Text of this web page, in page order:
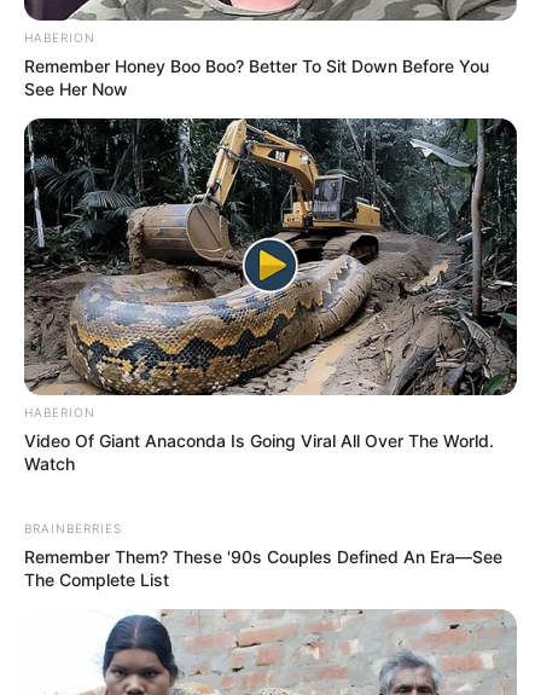
Bár az énekes lemaradt lánya esküvőjéről egy
fellépés miatt, azóta is jó kapcsolatban vannak. „A
lányom a legelső rajongóm és legőszintébb
kritikusom volt” – mesélte korábban Feró.
❤️ MÁSODIK HÁZASSÁGA MEGHOZTA
A NYUGALMAT
Feró második felesége,Molnár Ágnes, több mint
három évtizede társa az életben. Amikor
megismerkedtek, az énekes már nem akart új
házasságot, anyagilag is nehéz helyzetben volt, de
Ágnes mellett végül rátalált a stabilitásra.A
házasságból két fiú született
Nagy Hunor
Nagy Botond.
Mindketten családos emberek már, és büszkén
viszik tovább apjuk nevét és humorát.
HABERION
Remember Honey Boo Boo? Better To Sit Down Before You
See Her Now
HABERION
Video Of Giant Anaconda Is Going Viral All Over The World.
Watch
BRAINBERRIES
Remember Them? These '90s Couples Defined An Era—See
The Complete List